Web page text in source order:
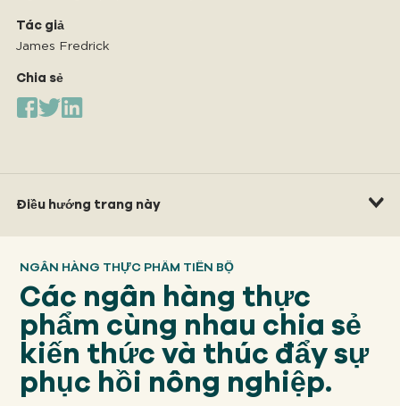
TIẾP CẬN
Của chúng tôi
SỰ VA CHẠM
Về
NHIỆM VỤ CỦA CHÚNG TA
QUYÊN TẶNG
Điều hướng trang này
Tác giả
James Fredrick
Chia sẻ
NGÂN HÀNG THỰC PHẨM TIẾN BỘ
Các ngân hàng thực
phẩm cùng nhau chia sẻ
kiến thức và thúc đẩy sự
phục hồi nông nghiệp.